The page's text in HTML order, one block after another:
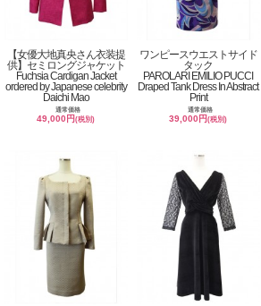
【女優大地真央さん衣装提
供】セミロングジャケット
Fuchsia Cardigan Jacket
ordered by Japanese celebrity
Daichi Mao
通常価格
49,000円(税別)
ワンピースウエストサイド
タック
PAROLARI EMILIO PUCCI
Draped Tank Dress In Abstract
Print
通常価格
39,000円(税別)